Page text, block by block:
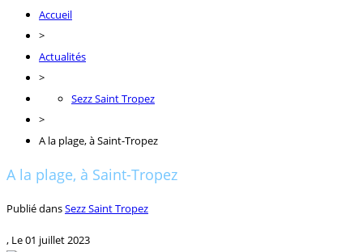
Accueil
>
Actualités
>
Sezz Saint Tropez
>
A la plage, à Saint-Tropez
A la plage, à Saint-Tropez
Publié dansSezz Saint Tropez
, Le01 juillet 2023